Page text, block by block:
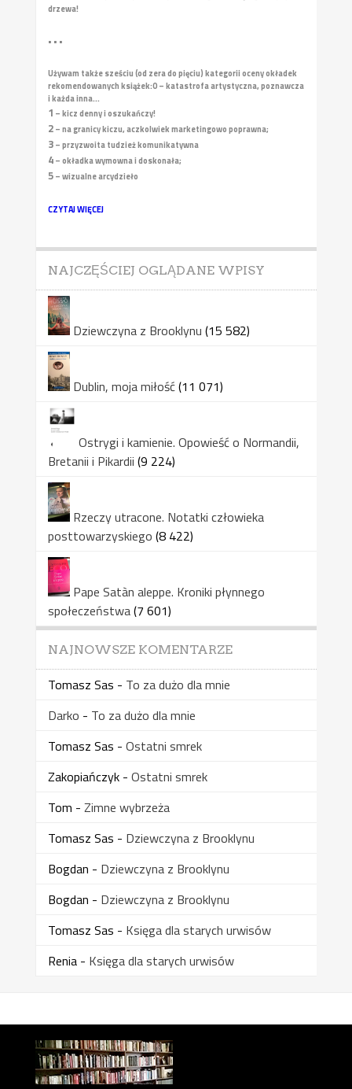
drzewa!
• • •
Używam także sześciu (od zera do pięciu) kategorii oceny okładek
rekomendowanych książek:0 – katastrofa artystyczna, poznawcza
i każda inna...
1 – kicz denny i oszukańczy!
2– na granicy kiczu, aczkolwiek marketingowo poprawna;
3– przyzwoita tudzież komunikatywna
4– okładka wymowna i doskonała;
5– wizualne arcydzieło
CZYTAJ WIĘCEJ
NAJCZĘŚCIEJ OGLĄDANE WPISY
Dziewczyna z Brooklynu (15 582)
Dublin, moja miłość(11 071)
Ostrygi i kamienie. Opowieść o Normandii,
Bretanii i Pikardii (9 224)
Rzeczy utracone. Notatki człowieka
posttowarzyskiego (8 422)
Pape Satàn aleppe. Kroniki płynnego
społeczeństwa(7 601)
NAJNOWSZE KOMENTARZE
Tomasz Sas - To za dużo dla mnie
Darko - To za dużo dla mnie
Tomasz Sas - Ostatni smrek
Zakopiańczyk- Ostatni smrek
Tom - Zimne wybrzeża
Tomasz Sas - Dziewczyna z Brooklynu
Bogdan - Dziewczyna z Brooklynu
Bogdan - Dziewczyna z Brooklynu
Tomasz Sas - Księga dla starych urwisów
Renia- Księga dla starych urwisów